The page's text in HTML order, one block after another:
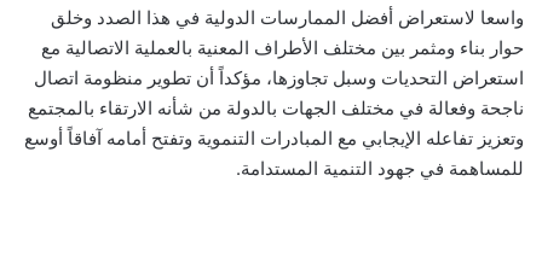
واسعا لاستعراض أفضل الممارسات الدولية في هذا الصدد وخلق
حوار بناء ومثمر بين مختلف الأطراف المعنية بالعملية الاتصالية مع
استعراض التحديات وسبل تجاوزها، مؤكداً أن تطوير منظومة اتصال
ناجحة وفعالة في مختلف الجهات بالدولة من شأنه الارتقاء بالمجتمع
وتعزيز تفاعله الإيجابي مع المبادرات التنموية وتفتح أمامه آفاقاً أوسع
للمساهمة في جهود التنمية المستدامة.